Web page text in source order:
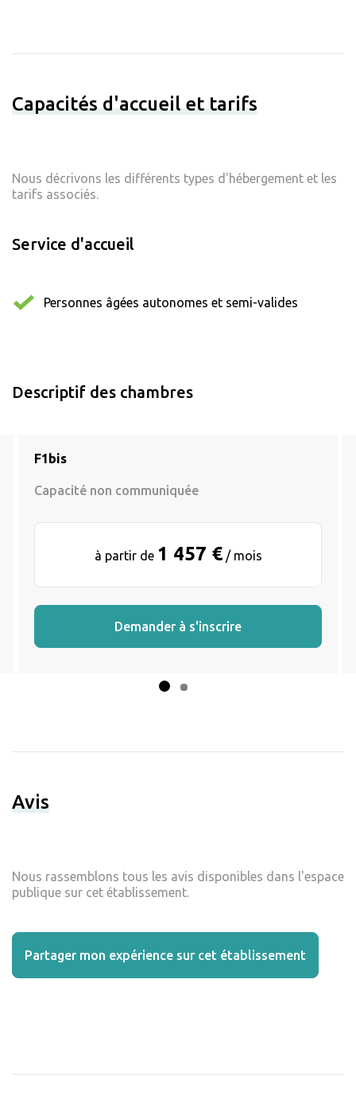
Capacités d'accueil et tarifs
Nous décrivons les différents types d'hébergement et les
tarifs associés.
Service d'accueil
Personnes âgées autonomes et semi-valides
Descriptif des chambres
F1bis
Capacité non communiquée
à partir de 1 457 €/ mois
Demander à s'inscrire
Avis
Nous rassemblons tous les avis disponibles dans l'espace
publique sur cet établissement.
Partager mon expérience sur cet établissement